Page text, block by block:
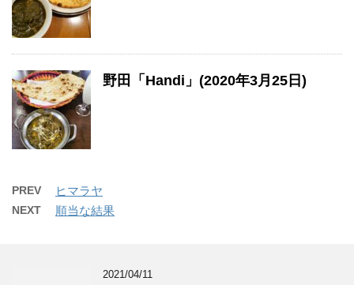
野田「Handi」(2020年3月25日)
PREV ヒマラヤ
NEXT 順当な結果
2021/04/11